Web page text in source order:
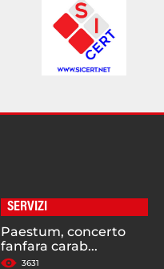
SERVIZI
Paestum, concerto
fanfara carab...
3631